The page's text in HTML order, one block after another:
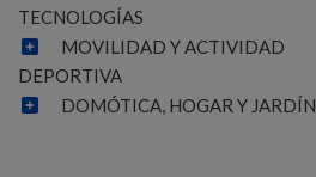
TECNOLOGÍAS
MOVILIDAD Y ACTIVIDAD
DEPORTIVA
DOMÓTICA, HOGAR Y JARDÍN